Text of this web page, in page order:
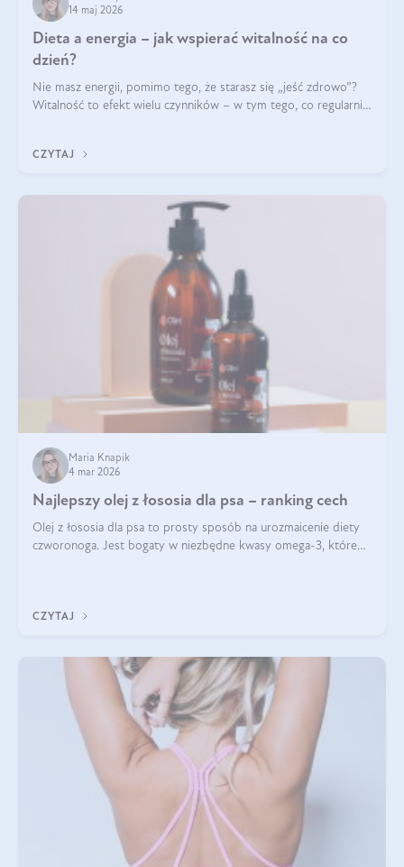
14 maj 2026
Dieta a energia – jak wspierać witalność na co
dzień?
Nie masz energii, pomimo tego, że starasz się „jeść zdrowo”?
Witalność to efekt wielu czynników – w tym tego, co regularnie
CZYTAJ
Maria Knapik
4 mar 2026
Najlepszy olej z łososia dla psa – ranking cech
Olej z łososia dla psa to prosty sposób na urozmaicenie diety
czworonoga. Jest bogaty w niezbędne kwasy omega-3, które
CZYTAJ